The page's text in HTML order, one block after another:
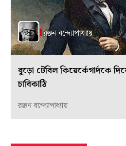
বুড়ো টেবিল কিয়ের্কেগার্দকে
চাবিকাঠি
রঞ্জন বন্দ্যোপাধ্যায়